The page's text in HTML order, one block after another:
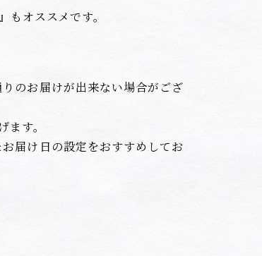
オススメです。
のお届けが出来ない場合がござ
す。
届け日の設定をおすすめしてお